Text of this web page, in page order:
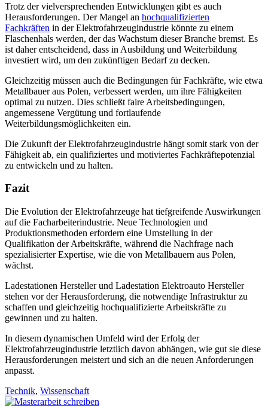
Trotz der vielversprechenden Entwicklungen gibt es auch
Herausforderungen. Der Mangel an hochqualifizierten
Fachkräften in der Elektrofahrzeugindustrie könnte zu einem
Flaschenhals werden, der das Wachstum dieser Branche bremst. Es
ist daher entscheidend, dass in Ausbildung und Weiterbildung
investiert wird, um den zukünftigen Bedarf zu decken.
Gleichzeitig müssen auch die Bedingungen für Fachkräfte, wie etwa
Metallbauer aus Polen, verbessert werden, um ihre Fähigkeiten
optimal zu nutzen. Dies schließt faire Arbeitsbedingungen,
angemessene Vergütung und fortlaufende
Weiterbildungsmöglichkeiten ein.
Die Zukunft der Elektrofahrzeugindustrie hängt somit stark von der
Fähigkeit ab, ein qualifiziertes und motiviertes Fachkräftepotenzial
zu entwickeln und zu halten.
Fazit
Die Evolution der Elektrofahrzeuge hat tiefgreifende Auswirkungen
auf die Facharbeiterindustrie. Neue Technologien und
Produktionsmethoden erfordern eine Umstellung in der
Qualifikation der Arbeitskräfte, während die Nachfrage nach
spezialisierter Expertise, wie die von Metallbauern aus Polen,
wächst.
Ladestationen Hersteller und Ladestation Elektroauto Hersteller
stehen vor der Herausforderung, die notwendige Infrastruktur zu
schaffen und gleichzeitig hochqualifizierte Arbeitskräfte zu
gewinnen und zu halten.
In diesem dynamischen Umfeld wird der Erfolg der
Elektrofahrzeugindustrie letztlich davon abhängen, wie gut sie diese
Herausforderungen meistert und sich an die neuen Anforderungen
anpasst.
Technik, Wissenschaft